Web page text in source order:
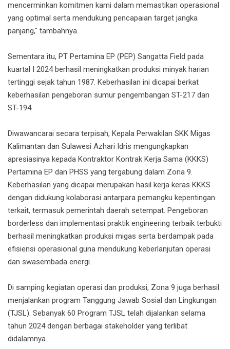
mencerminkan komitmen kami dalam memastikan operasional
yang optimal serta mendukung pencapaian target jangka
panjang," tambahnya.
Sementara itu, PT Pertamina EP (PEP) Sangatta Field pada
kuartal I 2024 berhasil meningkatkan produksi minyak harian
tertinggi sejak tahun 1987. Keberhasilan ini dicapai berkat
keberhasilan pengeboran sumur pengembangan ST-217 dan
ST-194.
Diwawancarai secara terpisah, Kepala Perwakilan SKK Migas
Kalimantan dan Sulawesi Azhari Idris mengungkapkan
apresiasinya kepada Kontraktor Kontrak Kerja Sama (KKKS)
Pertamina EP dan PHSS yang tergabung dalam Zona 9.
Keberhasilan yang dicapai merupakan hasil kerja keras KKKS
dengan didukung kolaborasi antarpara pemangku kepentingan
terkait, termasuk pemerintah daerah setempat. Pengeboran
borderless dan implementasi praktik engineering terbaik terbukti
berhasil meningkatkan produksi migas serta berdampak pada
efisiensi operasional guna mendukung keberlanjutan operasi
dan swasembada energi.
Di samping kegiatan operasi dan produksi, Zona 9 juga berhasil
menjalankan program Tanggung Jawab Sosial dan Lingkungan
(TJSL). Sebanyak 60 Program TJSL telah dijalankan selama
tahun 2024 dengan berbagai stakeholder yang terlibat
didalamnya.